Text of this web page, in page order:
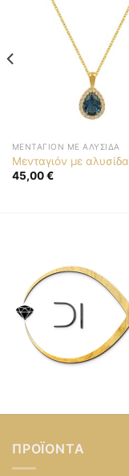
ΜΕΝΤΑΓΙΌΝ ΜΕ ΑΛΥΣΊΔΑ
Μενταγιόν με αλυσίδα
45,00€
ΠΡΟΪΌΝΤΑ